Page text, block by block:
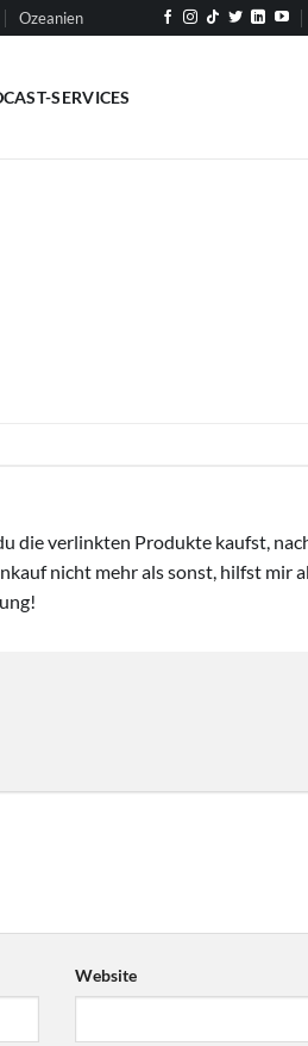
Ozeanien
SERVICES
die verlinkten Produkte kaufst,
nicht mehr als sonst, hilfst mir
Website